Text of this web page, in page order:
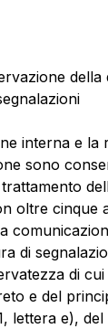
interna e la
sono
oltre cinque
di
di
e del
lettera e),